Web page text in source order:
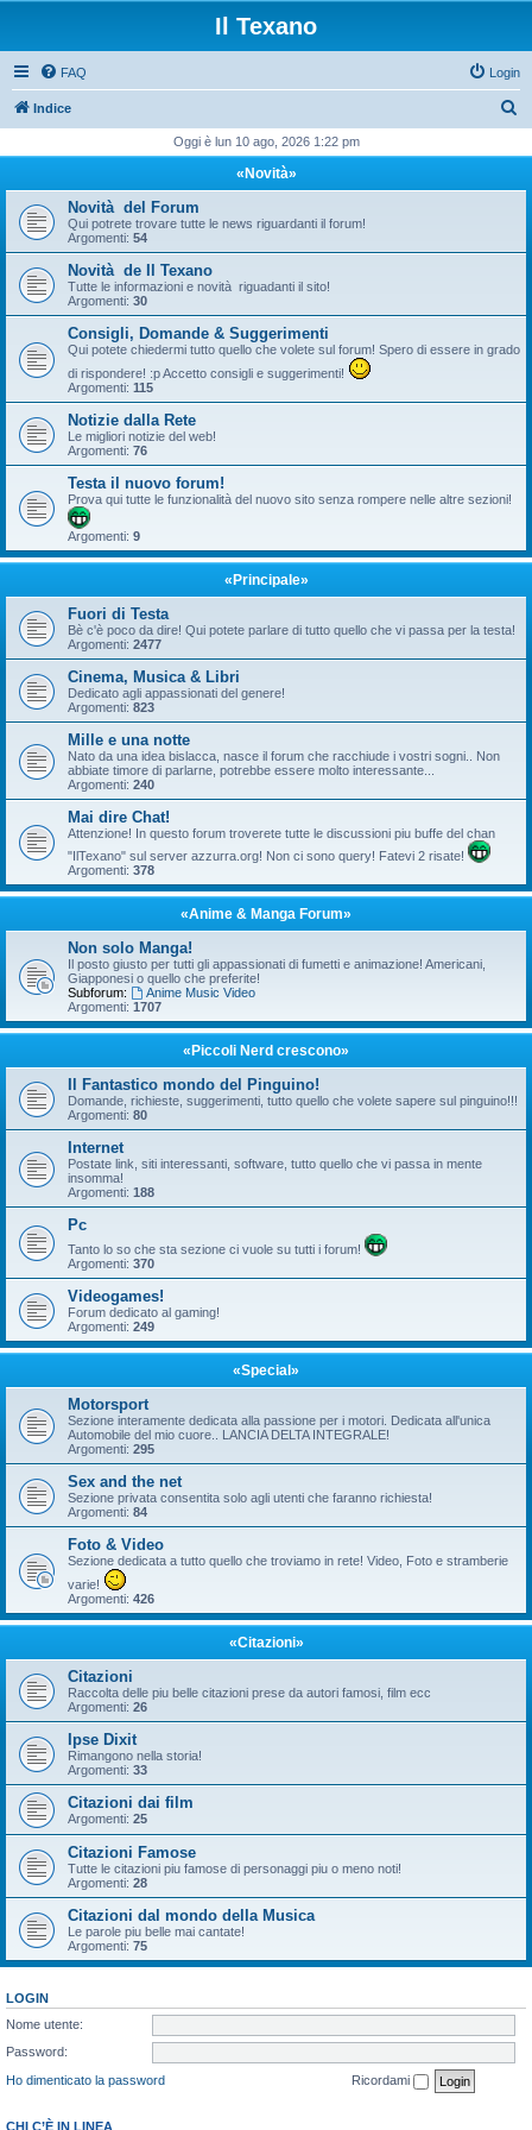
Il Texano
FAQ Login
Indice
c
Oggi è lun 10 ago, 2026 1:22 pm
«Novità»
Novità del Forum
Qui potrete trovare tutte le news riguardanti il forum!
Argomenti: 54
Novità de Il Texano
Tutte le informazioni e novità riguadanti il sito!
Argomenti: 30
Consigli, Domande & Suggerimenti
Qui potete chiedermi tutto quello che volete sul forum! Spero di essere in grado
di rispondere! :p Accetto consigli e suggerimenti!
Argomenti: 115
Notizie dalla Rete
Le migliori notizie del web!
Argomenti: 76
Testa il nuovo forum!
Prova qui tutte le funzionalità del nuovo sito senza rompere nelle altre sezioni!
Argomenti: 9
«Principale»
Fuori di Testa
Bè c'è poco da dire! Qui potete parlare di tutto quello che vi passa per la testa!
Argomenti: 2477
Cinema, Musica & Libri
Dedicato agli appassionati del genere!
Argomenti: 823
Mille e una notte
Nato da una idea bislacca, nasce il forum che racchiude i vostri sogni.. Non
abbiate timore di parlarne, potrebbe essere molto interessante...
Argomenti: 240
Mai dire Chat!
Attenzione! In questo forum troverete tutte le discussioni piu buffe del chan
"IlTexano" sul server azzurra.org! Non ci sono query! Fatevi 2 risate!
Argomenti: 378
«Anime & Manga Forum»
Non solo Manga!
Il posto giusto per tutti gli appassionati di fumetti e animazione! Americani,
Giapponesi o quello che preferite!
Subforum:
Anime Music Video
Argomenti: 1707
«Piccoli Nerd crescono»
Il Fantastico mondo del Pinguino!
Domande, richieste, suggerimenti, tutto quello che volete sapere sul pinguino!!!
Argomenti: 80
Internet
Postate link, siti interessanti, software, tutto quello che vi passa in mente
insomma!
Argomenti: 188
Pc
Tanto lo so che sta sezione ci vuole su tutti i forum!
Argomenti: 370
Videogames!
Forum dedicato al gaming!
Argomenti: 249
«Special»
Motorsport
Sezione interamente dedicata alla passione per i motori. Dedicata all'unica
Automobile del mio cuore.. LANCIA DELTA INTEGRALE!
Argomenti: 295
Sex and the net
Sezione privata consentita solo agli utenti che faranno richiesta!
Argomenti: 84
Foto & Video
Sezione dedicata a tutto quello che troviamo in rete! Video, Foto e stramberie
varie!
Argomenti: 426
«Citazioni»
Citazioni
Raccolta delle piu belle citazioni prese da autori famosi, film ecc
Argomenti: 26
Ipse Dixit
Rimangono nella storia!
Argomenti: 33
Citazioni dai film
Argomenti: 25
Citazioni Famose
Tutte le citazioni piu famose di personaggi piu o meno noti!
Argomenti: 28
Citazioni dal mondo della Musica
Le parole piu belle mai cantate!
Argomenti: 75
LOGIN
Nome utente:
Password:
Ho dimenticato la password
Ricordami
CHI C’È IN LINEA